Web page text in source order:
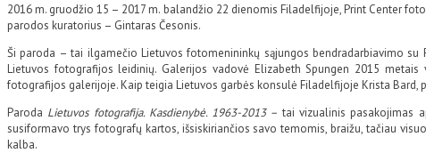
2016 m. gruodžio 15 – 2017 m. balandžio 22 dienomis Filadelfijoje, Print Center
parodos kuratorius – Gintaras Česonis.
Ši paroda – tai ilgamečio Lietuvos fotomenininkų sąjungos bendradarbiavimo
Lietuvos fotografijos leidinių. Galerijos vadovė Elizabeth Spungen 2015
fotografijos galerijoje. Kaip teigia Lietuvos garbės konsulė Filadelfijoje Krista
Paroda Lietuvos fotografija. Kasdienybė. 1963-2013 –tai vizualinis pasakojimas
susiformavo trys fotografų kartos, išsiskiriančios savo temomis, braižu, tačiau
kalba.